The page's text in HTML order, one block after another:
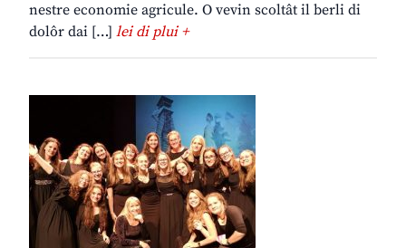
nestre economie agricule. O vevin scoltât il berli di
dolôr dai […] lei di plui +